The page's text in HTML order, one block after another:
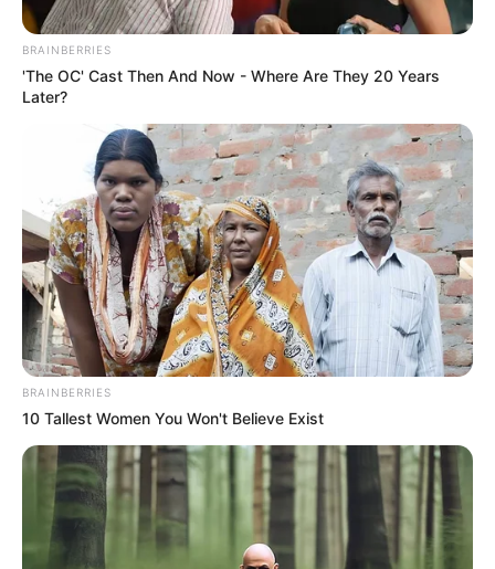
Posted
in
Friss hírek
Elkerülheti az elszámoltatást
Orbán Viktor, ha úgy marad meg
a mentelmi joga, hogy helyet
cserél Gál Kingával az Európai
Parlamentben.
BRAINBERRIES
'The OC' Cast Then And Now - Where Are They 20 Years
Later?
BRAINBERRIES
10 Tallest Women You Won't Believe Exist